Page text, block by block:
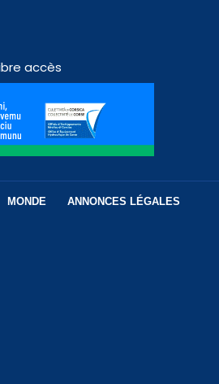
accès
MONDE ANNONCES LÉGALES